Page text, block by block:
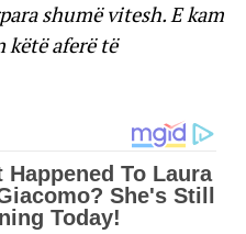
shumë vitesh. E kam
këtë aferë të